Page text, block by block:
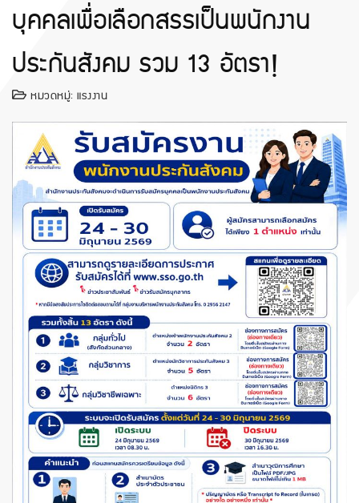
บุคคลเพื่อเลือกสรรเป็นพนักงาน
ประกันสังคม รวม 13 อัตรา!
หมวดหมู่: แรงงาน